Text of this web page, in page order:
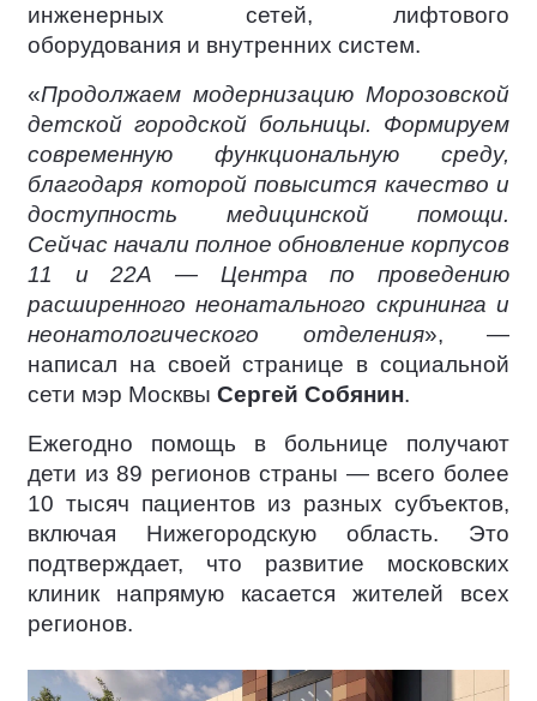
инженерных сетей, лифтового
оборудования и внутренних систем.
«Продолжаем модернизацию Морозовской
детской городской больницы. Формируем
современную функциональную среду,
благодаря которой повысится качество и
доступность медицинской помощи.
Сейчас начали полное обновление корпусов
11 и 22А — Центра по проведению
расширенного неонатального скрининга и
неонатологического отделения», —
написал на своей странице в социальной
сети мэр Москвы Сергей Собянин.
Ежегодно помощь в больнице получают
дети из 89 регионов страны — всего более
10 тысяч пациентов из разных субъектов,
включая Нижегородскую область. Это
подтверждает, что развитие московских
клиник напрямую касается жителей всех
регионов.